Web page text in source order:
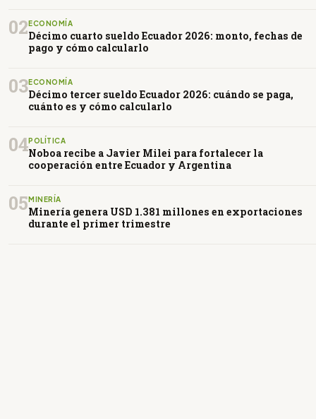
02ECONOMÍA
Décimo cuarto sueldo Ecuador 2026: monto, fechas de
pago y cómo calcularlo
03ECONOMÍA
Décimo tercer sueldo Ecuador 2026: cuándo se paga,
cuánto es y cómo calcularlo
04POLÍTICA
Noboa recibe a Javier Milei para fortalecer la
cooperación entre Ecuador y Argentina
05MINERÍA
Minería genera USD 1.381 millones en exportaciones
durante el primer trimestre